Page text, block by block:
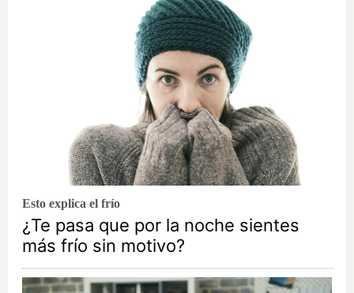
Esto explica el frío
¿Te pasa que por la noche sientes
más frío sin motivo?